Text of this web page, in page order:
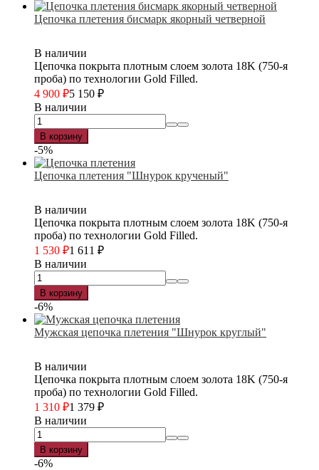
Цепочка плетения бисмарк якорный четверной
В наличии
Цепочка покрыта плотным слоем золота 18K (750-я
проба) по технологии Gold Filled.
4 900 ₽5 150 ₽
В наличии
В корзину
-5%
Цепочка плетения "Шнурок крученый"
В наличии
Цепочка покрыта плотным слоем золота 18K (750-я
проба) по технологии Gold Filled.
1 530 ₽1 611 ₽
В наличии
В корзину
-6%
Мужская цепочка плетения "Шнурок круглый"
В наличии
Цепочка покрыта плотным слоем золота 18K (750-я
проба) по технологии Gold Filled.
1 310 ₽1 379 ₽
В наличии
В корзину
-6%